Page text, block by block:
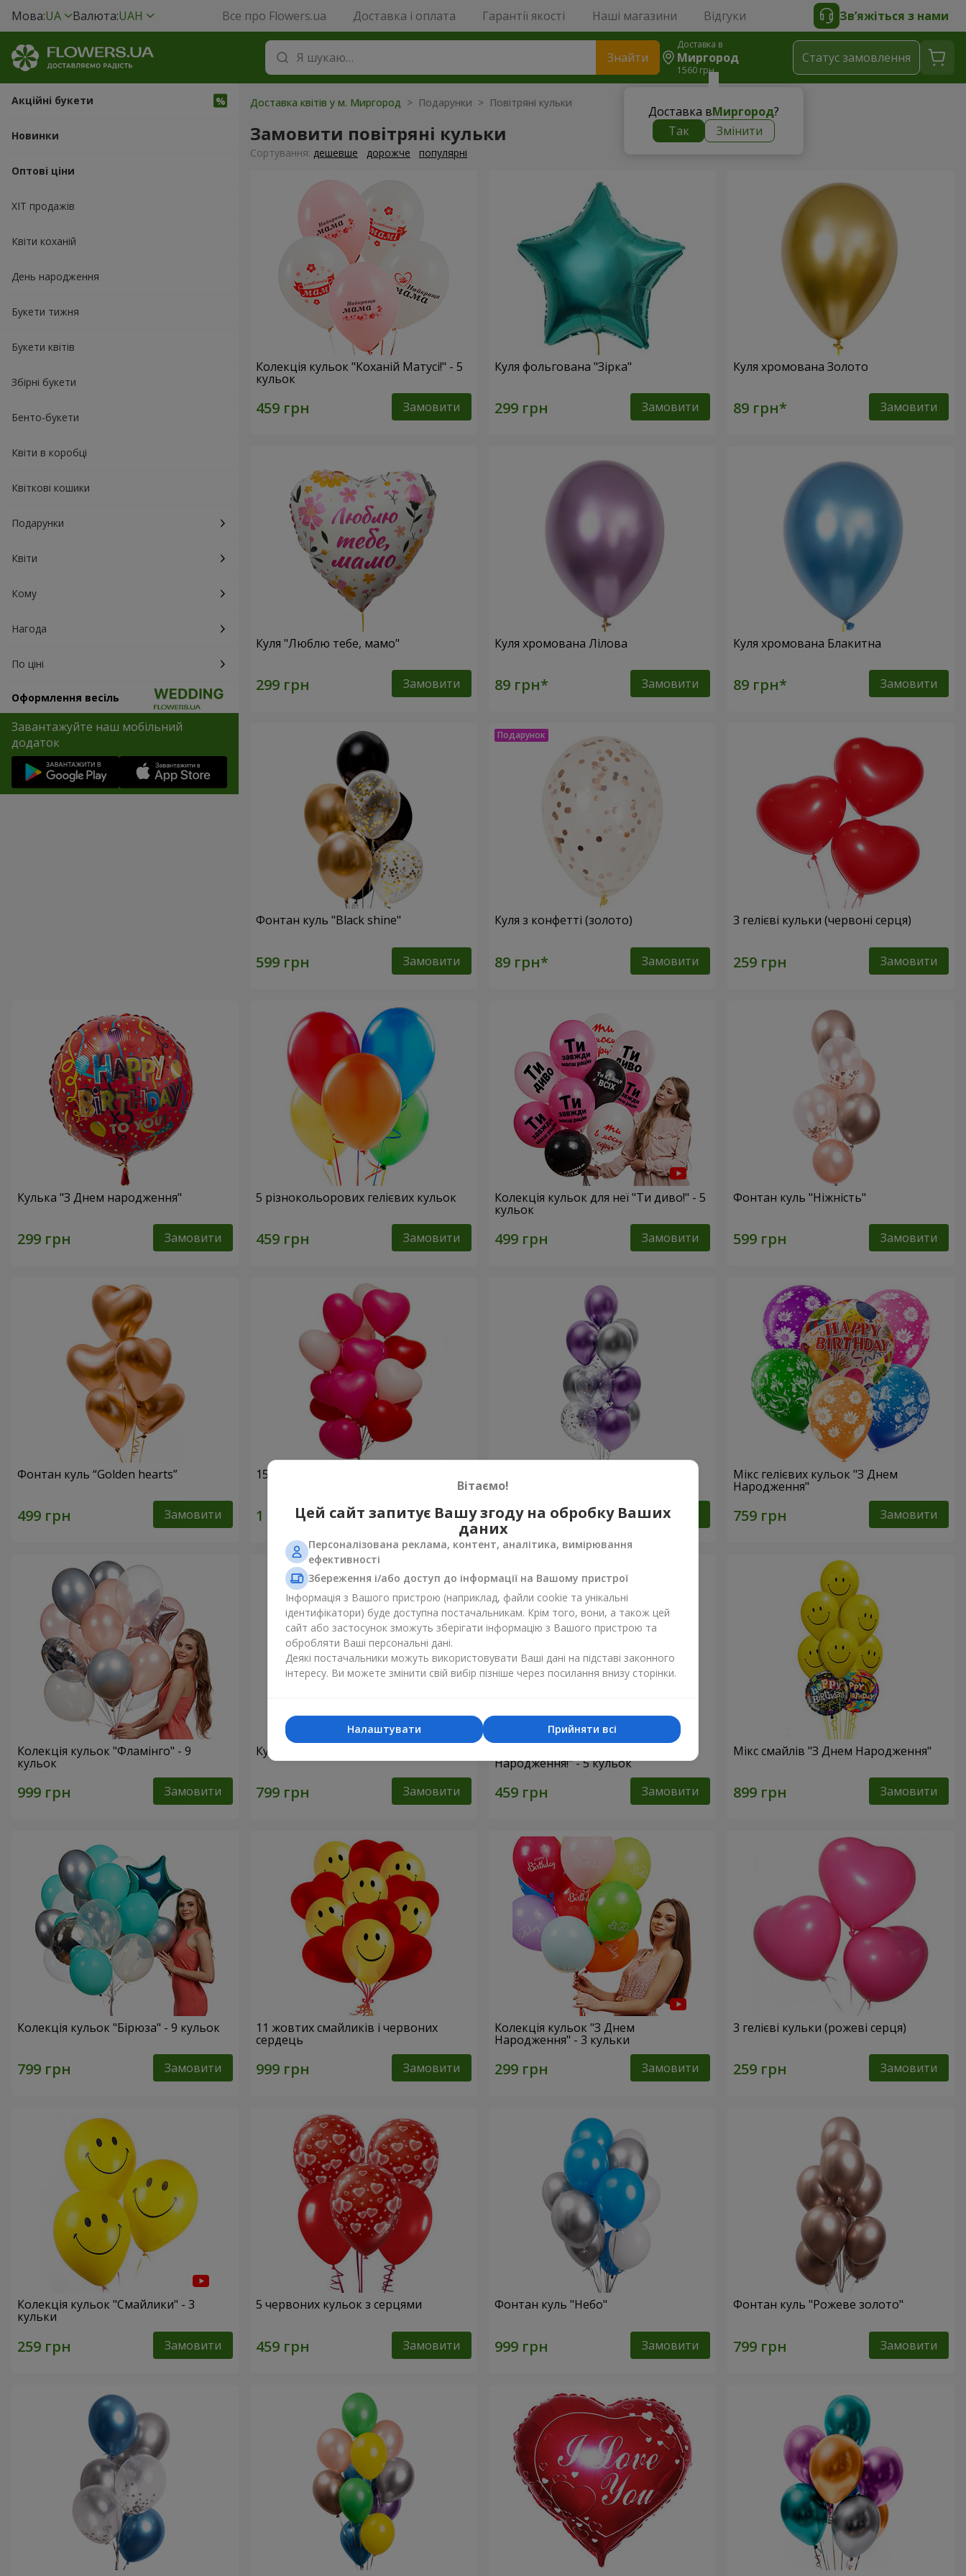
Мова:UA Валюта:UAH Все про Flowers.ua Доставка і оплата Гарантії якості Наші магазини Відгуки Зв’яжіться з нами
Знайти
Доставка в
Миргород
1560 грн
Доставка вМиргород?
Так
Змінити
Статус замовлення
Акційні букети
Новинки
Оптові ціни
ХІТ продажів
Квіти коханій
День народження
Букети тижня
Букети квітів
Збірні букети
Бенто-букети
Квіти в коробці
Квіткові кошики
Подарунки
Квіти
Кому
Нагода
По ціні
Оформлення весіль
Завантажуйте наш мобільний
додаток
Доставка квітів у м. Миргород > Подарунки > Повітряні кульки
Замовити повітряні кульки
Сортування: дешевше дорожче популярні
Колекція кульок "Коханій Матусі!" - 5
кульок
Замовити
Куля фольгована "Зірка"
Замовити
Куля хромована Золото
Замовити
Куля "Люблю тебе, мамо"
Замовити
Куля хромована Лілова
Замовити
Куля хромована Блакитна
Замовити
Фонтан куль "Black shine"
Замовити
Куля з конфетті (золото)
Замовити
3 гелієві кульки (червоні серця)
Замовити
Кулька "З Днем народження"
Замовити
5 різнокольорових гелієвих кульок
Замовити
Колекція кульок для неї "Ти диво!" - 5
кульок
Замовити
Фонтан куль "Ніжність"
Замовити
Фонтан куль “Golden hearts”
Замовити
15 гелієвих кульок (у формі сердець)
Замовити Замовити
Мікс гелієвих кульок "З Днем
Народження"
Замовити
Колекція кульок "Фламінго" - 9
кульок
Замовити
Кульки "Цифри"
Замовити
Народження!" - 5 кульок
Замовити
Мікс смайлів "З Днем Народження"
Замовити
Колекція кульок "Бірюза" - 9 кульок
Замовити
11 жовтих смайликів і червоних
сердець
Замовити
Колекція кульок "З Днем
Народження" - 3 кульки
Замовити
3 гелієві кульки (рожеві серця)
Замовити
Колекція кульок "Смайлики" - 3
кульки
Замовити
5 червоних кульок з серцями
Замовити
Фонтан куль "Небо"
Замовити
Фонтан куль "Рожеве золото"
Замовити
Вітаємо!
Цей сайт запитує Вашу згоду на обробку Ваших
даних
Персоналізована реклама, контент, аналітика, вимірювання
ефективності
Збереження і/або доступ до інформації на Вашому пристрої
Інформація з Вашого пристрою (наприклад, файли cookie та унікальні
ідентифікатори) буде доступна постачальникам. Крім того, вони, а також цей
сайт або застосунок зможуть зберігати інформацію з Вашого пристрою та
обробляти Ваші персональні дані.
Деякі постачальники можуть використовувати Ваші дані на підставі законного
інтересу. Ви можете змінити свій вибір пізніше через посилання внизу сторінки.
Прийняти всі
Налаштувати